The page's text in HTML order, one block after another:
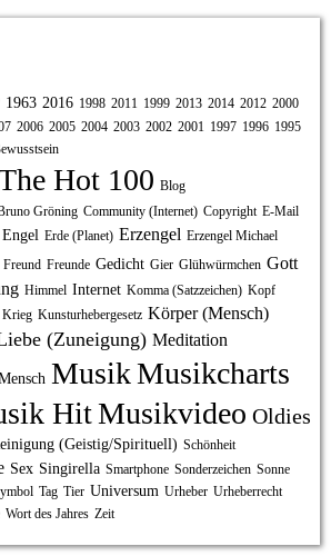
1963 2016 1998 2011 1999 2013 2014 2012 2000
2006 2005 2004 2003 2002 2001 1997 1996 1995
Hot 100 Blog
Gröning Community (Internet) Copyright E-Mail
Engel Erde (Planet) Erzengel Erzengel Michael
Freund Freunde Gedicht Gier Glühwürmchen Gott
Himmel Internet Komma (Satzzeichen) Kopf
Krieg Kunsturhebergesetz Körper (Mensch)
(Zuneigung) Meditation
MusikMusikcharts
HitMusikvideo Oldies
(Geistig/Spirituell) Schönheit
Sex Singirella Smartphone Sonderzeichen Sonne
Tag Tier Universum Urheber Urheberrecht
Wort des Jahres Zeit